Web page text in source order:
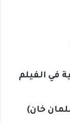
في الفيلم
خان)